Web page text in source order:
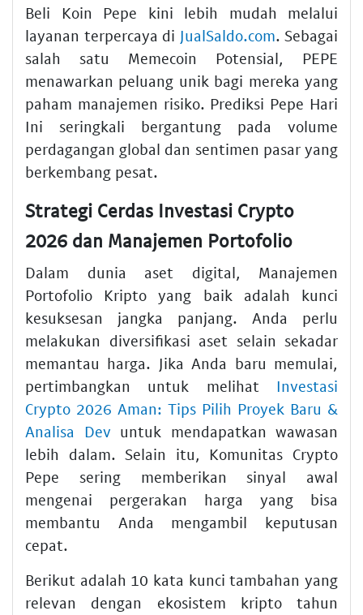
Beli Koin Pepe kini lebih mudah melalui
layanan terpercaya di JualSaldo.com. Sebagai
salah satu Memecoin Potensial, PEPE
menawarkan peluang unik bagi mereka yang
paham manajemen risiko. Prediksi Pepe Hari
Ini seringkali bergantung pada volume
perdagangan global dan sentimen pasar yang
berkembang pesat.
Strategi Cerdas Investasi Crypto
2026 dan Manajemen Portofolio
Dalam dunia aset digital, Manajemen
Portofolio Kripto yang baik adalah kunci
kesuksesan jangka panjang. Anda perlu
melakukan diversifikasi aset selain sekadar
memantau harga. Jika Anda baru memulai,
pertimbangkan untuk melihat Investasi
Crypto 2026 Aman: Tips Pilih Proyek Baru &
Analisa Dev untuk mendapatkan wawasan
lebih dalam. Selain itu, Komunitas Crypto
Pepe sering memberikan sinyal awal
mengenai pergerakan harga yang bisa
membantu Anda mengambil keputusan
cepat.
Berikut adalah 10 kata kunci tambahan yang
relevan dengan ekosistem kripto tahun